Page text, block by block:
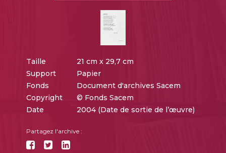
Taille
21 cm x 29,7 cm
Support
Papier
Fonds
Document d'archives Sacem
Copyright
© Fonds Sacem
Date
2004 (Date de sortie de l’œuvre)
Partagez l'archive :